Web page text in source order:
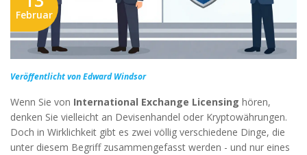
Februar
Veröffentlicht von Edward Windsor
Wenn Sie von International Exchange Licensing hören,
denken Sie vielleicht an Devisenhandel oder Kryptowährungen.
Doch in Wirklichkeit gibt es zwei völlig verschiedene Dinge, die
unter diesem Begriff zusammengefasst werden - und nur eines